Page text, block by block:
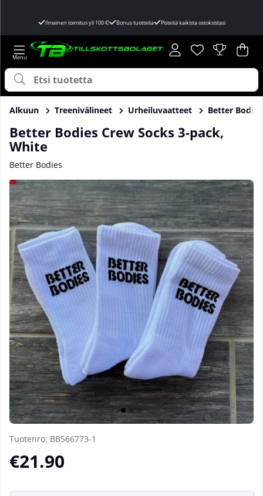
Ilmainen toimitus yli 100 €! Bonus tuotteita Pisteitä kaikista ostoksistasi
Toivelista
Lukumäärä
. .
Alkuun Treenivälineet Urheiluvaatteet Better
Better Bodies Crew Socks 3-pack,
White
Better Bodies
Tuotekuvat Better Bodies Crew Socks 3-pack, White
Tuotenro: BB566773-1
€21.90